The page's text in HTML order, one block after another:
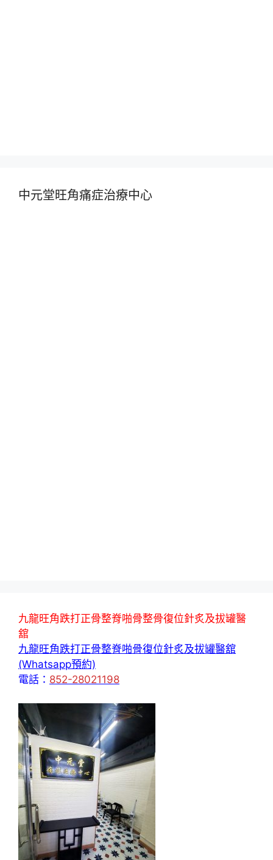
中元堂旺角痛症治療中心
九龍旺角跌打正骨整脊啪骨整骨復位針炙及拔罐醫
舘
九龍旺角跌打正骨整脊啪骨復位針炙及拔罐醫舘
(Whatsapp預約)
電話： 852-28021198